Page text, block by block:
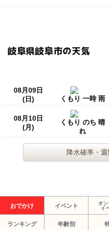
岐阜県岐阜市の天気
08月09日
(日)
くもり 一時 雨
08月10日
(月)
くもり のち 晴
れ
降水確率・
おでかけ イベント
オン
イ
ランキング 年齢別